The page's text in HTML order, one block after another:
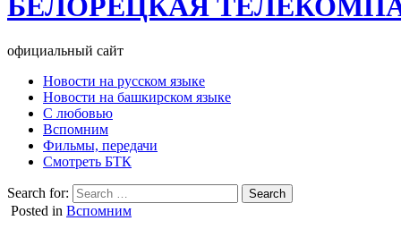
БЕЛОРЕЦКАЯ
официальный сайт
Новости на русском языке
Новости на башкирском языке
С любовью
Вспомним
Фильмы, передачи
Смотреть БТК
Search for:
Posted in Вспомним